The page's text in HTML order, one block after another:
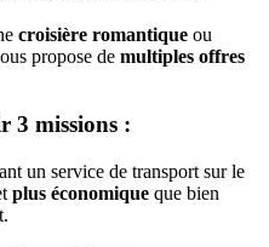
croisière romantique ou
propose de multiples offres
3 missions :
un service de transport sur le
plus économique que bien